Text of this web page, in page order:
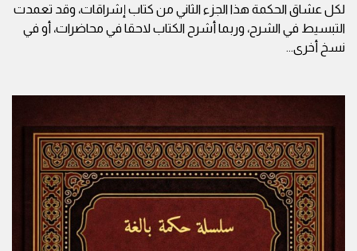
لكل عشاق الحكمة هذا الجزء الثاني من كتاب إشراقات، وقد تعمدت
التبسيط في الشرح، وربما أشرح الكتاب لاحقا في محاضرات، أو في
نسخ أخرى...